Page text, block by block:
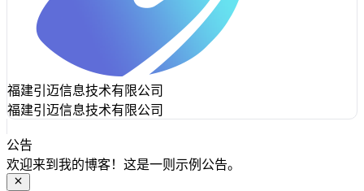
福建引迈信息技术有限公司
福建引迈信息技术有限公司
公告
欢迎来到我的博客！这是一则示例公告。